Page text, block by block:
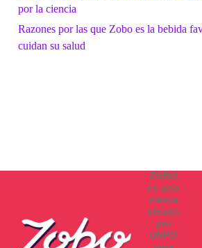
por la ciencia
Razones por las que Zobo es la bebida
cuidan su salud
ZOBO
es una
marca
creada
por
UNPO